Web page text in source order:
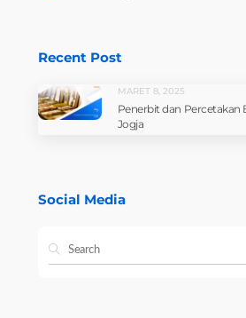
Recent Post
MARET 8, 2025
Penerbit dan Percetakan
Jogja
Social Media